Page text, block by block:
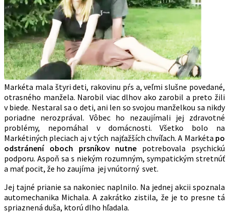
Markéta mala štyri deti, rakovinu pŕs a, veľmi slušne povedané,
otrasného manžela. Narobil viac dlhov ako zarobil a preto žili
v biede. Nestaral sa o deti, ani len so svojou manželkou sa nikdy
poriadne nerozprával. Vôbec ho nezaujímali jej zdravotné
problémy, nepomáhal v domácnosti. Všetko bolo na
Markétiných pleciach aj v tých najťažších chvíľach. A Markéta po
odstránení oboch prsníkov nutne potrebovala psychickú
podporu. Aspoň sa s niekým rozumným, sympatickým stretnúť
a mať pocit, že ho zaujíma jej vnútorný svet.
Jej tajné prianie sa nakoniec naplnilo. Na jednej akcii spoznala
automechanika Michala. A zakrátko zistila, že je to presne tá
spriaznená duša, ktorú dlho hľadala.